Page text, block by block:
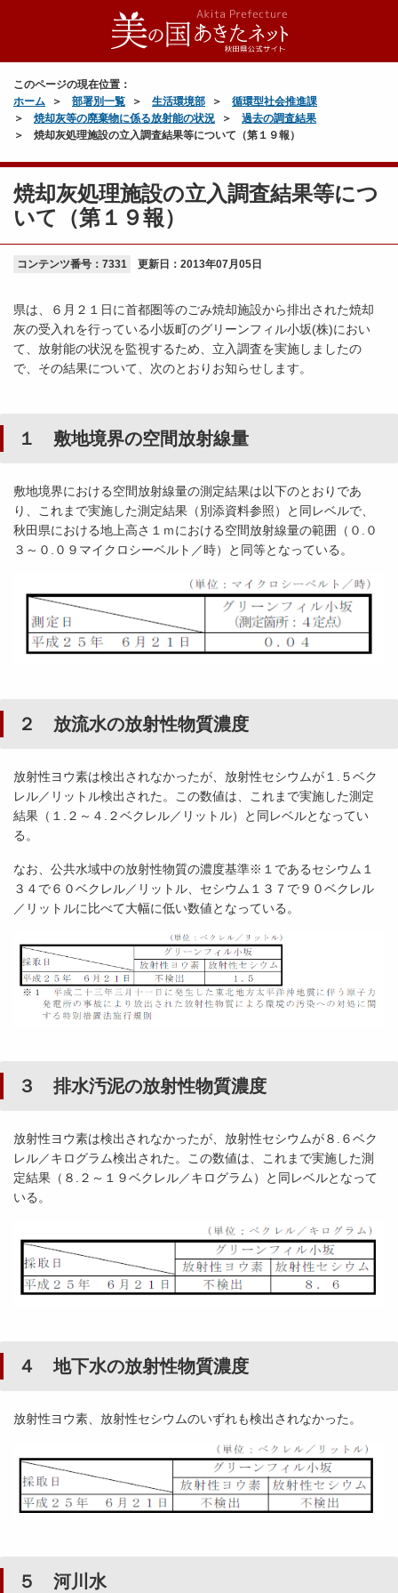
このページの現在位置：
ホーム
部署別一覧 生活環境部
循環型社会推進課
焼却灰等の廃棄物に係る放射能の状況
過去の調査結果
焼却灰処理施設の立入調査結果等について（第１９報）
焼却灰処理施設の立入調査結果等につ
いて（第１９報）
コンテンツ番号：7331 更新日： 2013年07月05日
県は、６月２１日に首都圏等のごみ焼却施設から排出された焼却
灰の受入れを行っている小坂町のグリーンフィル小坂(株)におい
て、放射能の状況を監視するため、立入調査を実施しましたの
で、その結果について、次のとおりお知らせします。
１ 敷地境界の空間放射線量
敷地境界における空間放射線量の測定結果は以下のとおりであ
り、これまで実施した測定結果（別添資料参照）と同レベルで、
秋田県における地上高さ１ｍにおける空間放射線量の範囲（０.０
３～０.０９マイクロシーベルト／時）と同等となっている。
２ 放流水の放射性物質濃度
放射性ヨウ素は検出されなかったが、放射性セシウムが１.５ベク
レル／リットル検出された。この数値は、これまで実施した測定
結果（１.２～４.２ベクレル／リットル）と同レベルとなってい
る。
なお、公共水域中の放射性物質の濃度基準※１であるセシウム１
３４で６０ベクレル／リットル、セシウム１３７で９０ベクレル
／リットルに比べて大幅に低い数値となっている。
３ 排水汚泥の放射性物質濃度
放射性ヨウ素は検出されなかったが、放射性セシウムが８.６ベク
レル／キログラム検出された。この数値は、これまで実施した測
定結果（８.２～１９ベクレル／キログラム）と同レベルとなって
いる。
４ 地下水の放射性物質濃度
放射性ヨウ素、放射性セシウムのいずれも検出されなかった。
５ 河川水